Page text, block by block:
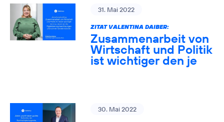
31. Mai 2022
ZITAT VALENTINA DAIBER:
Zusammenarbeit von
Wirtschaft und Politik
ist wichtiger den je
30. Mai 2022